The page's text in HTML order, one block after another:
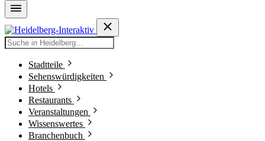
Stadtteile
Sehenswürdigkeiten
Hotels
Restaurants
Veranstaltungen
Wissenswertes
Branchenbuch